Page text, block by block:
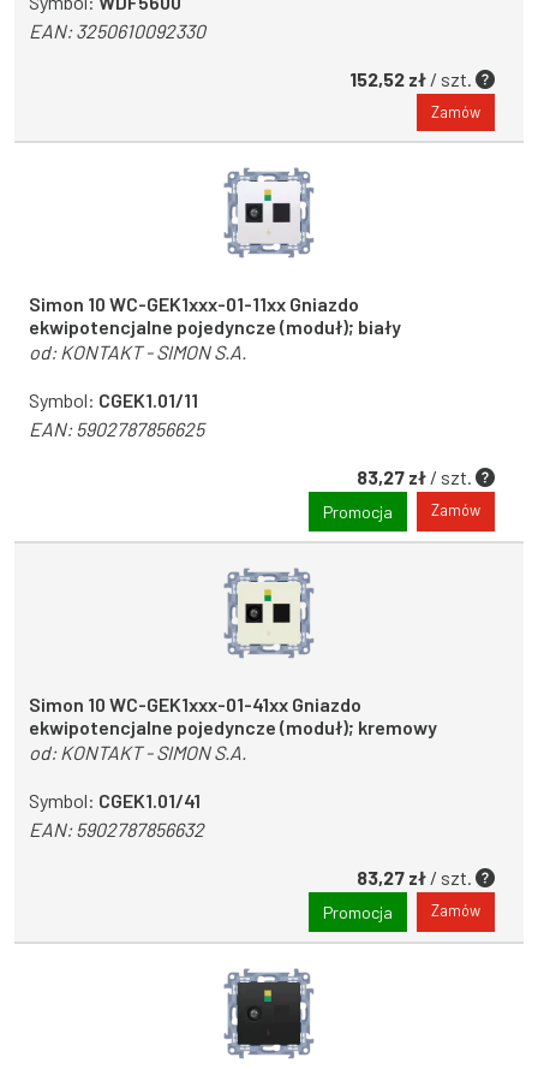
EAN:3250610092330
152,52 zł / szt.
Zamów
Simon 10 WC-GEK1xxx-01-11xx Gniazdo
ekwipotencjalne pojedyncze (moduł); biały
od: KONTAKT - SIMON S.A.
Symbol: CGEK1.01/11
EAN:5902787856625
83,27 zł / szt.
Promocja Zamów
Simon 10 WC-GEK1xxx-01-41xx Gniazdo
ekwipotencjalne pojedyncze (moduł); kremowy
od: KONTAKT - SIMON S.A.
Symbol: CGEK1.01/41
EAN:5902787856632
83,27 zł / szt.
Promocja Zamów